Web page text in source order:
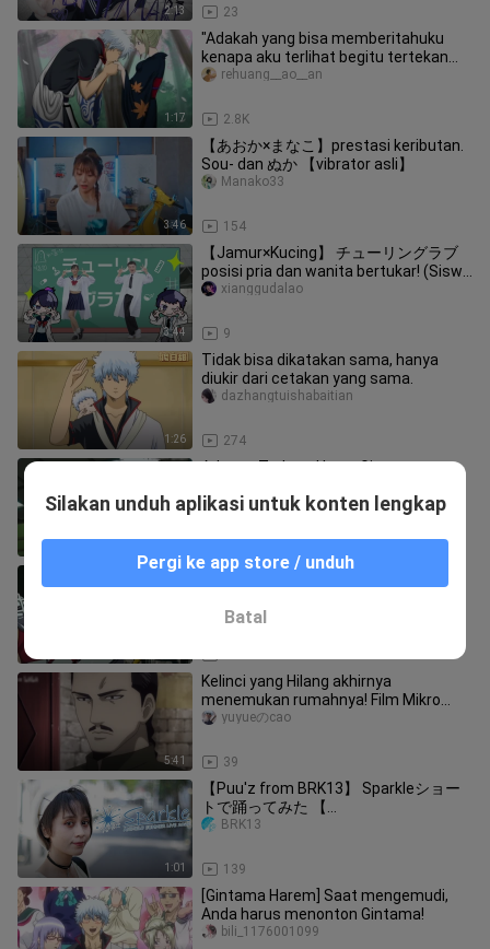
2:13 23
1:17
"Adakah yang bisa memberitahuku
kenapa aku terlihat begitu tertekan
saat menonton ini?"
2.8K
rehuang__ao__an
3:46
【あおか×まなこ】prestasi keributan.
Sou- dan ぬか 【vibrator asli】
154
Manako33
3:44
【Jamur×Kucing】 チューリングラブ
posisi pria dan wanita bertukar! (Siswa
sains jatuh cinta sehingga dia mencob
9
xianggudalao
1:26
Tidak bisa dikatakan sama, hanya
diukir dari cetakan yang sama.
274
dazhangtuishabaitian
Adegan Terkenal Lucu Gintama
Saint Seiya EP1 (Edisi Gintama) Lagu
penutup Saint Seiya: Biru Abadi
kameyou-sskps
5:41
Kelinci yang Hilang akhirnya
menemukan rumahnya! Film Mikro
Gintama - "Kelinci Malam"
39
yuyueのcao
1:01
【Puu'z from BRK13】 Sparkleショー
トで踊ってみた 【
#AnimeDanceParipico 】
139
BRK13
[Gintama Harem] Saat mengemudi,
Anda harus menonton Gintama!
bili_1176001099
Silakan unduh aplikasi untuk konten lengkap
Pergi ke app store / unduh
Batal